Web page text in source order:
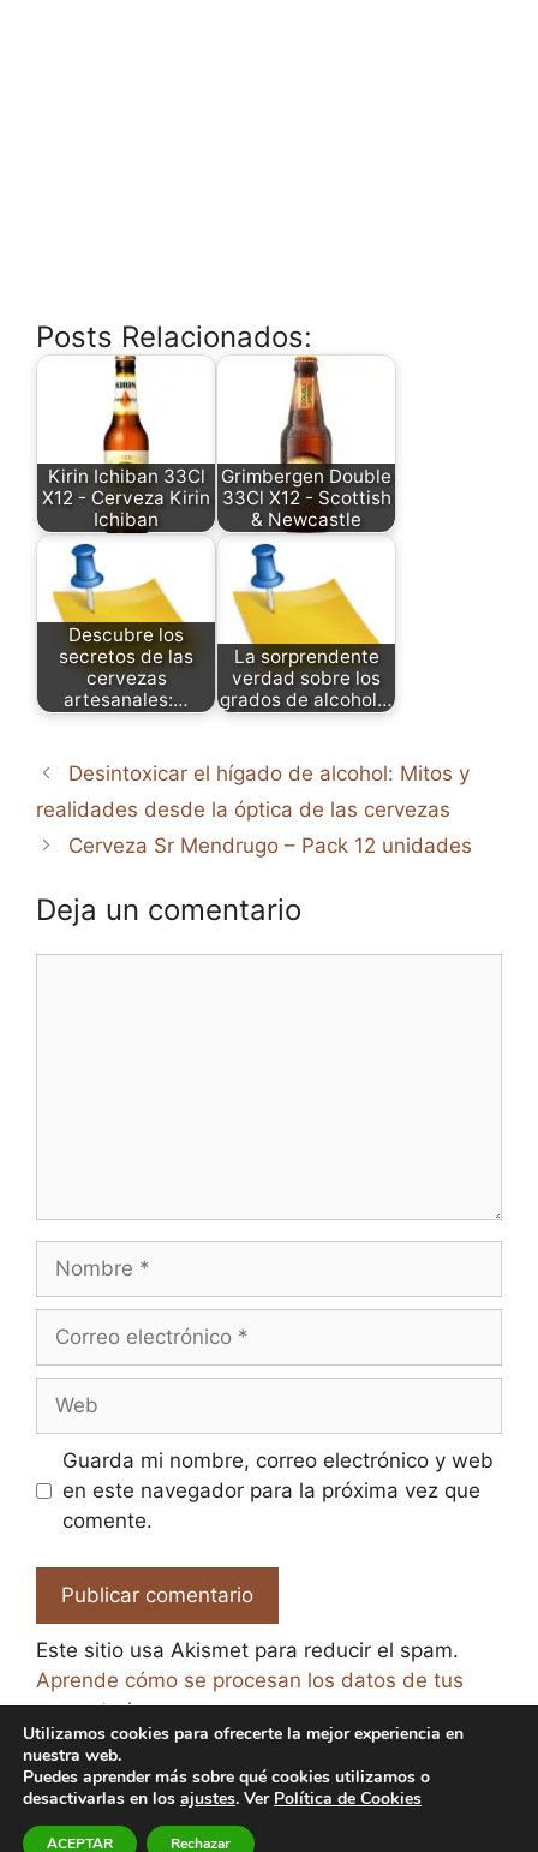
Posts Relacionados:
Kirin Ichiban 33Cl
X12 - Cerveza Kirin
Ichiban
Grimbergen Double
33Cl X12 - Scottish
& Newcastle
Descubre los
secretos de las
cervezas
artesanales:…
La sorprendente
verdad sobre los
grados de alcohol…
Desintoxicar el hígado de alcohol: Mitos y
realidades desde la óptica de las cervezas
Cerveza Sr Mendrugo – Pack 12 unidades
Deja un comentario
Nombre
Correo
Web
Guarda mi nombre, correo electrónico y web
en este navegador para la próxima vez que
comente.
Este sitio usa Akismet para reducir el spam.
Aprende cómo se procesan los datos de tus
comentarios.
© 2026 El Paraíso de la Cerveza -
Utilizamos cookies para ofrecerte la mejor experiencia en
nuestra web.
Puedes aprender más sobre qué cookies utilizamos o
desactivarlas en los ajustes. Ver Política de Cookies
ACEPTAR Rechazar